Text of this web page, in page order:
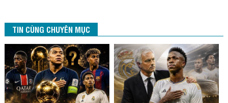
TIN CÙNG CHUYÊN MỤC